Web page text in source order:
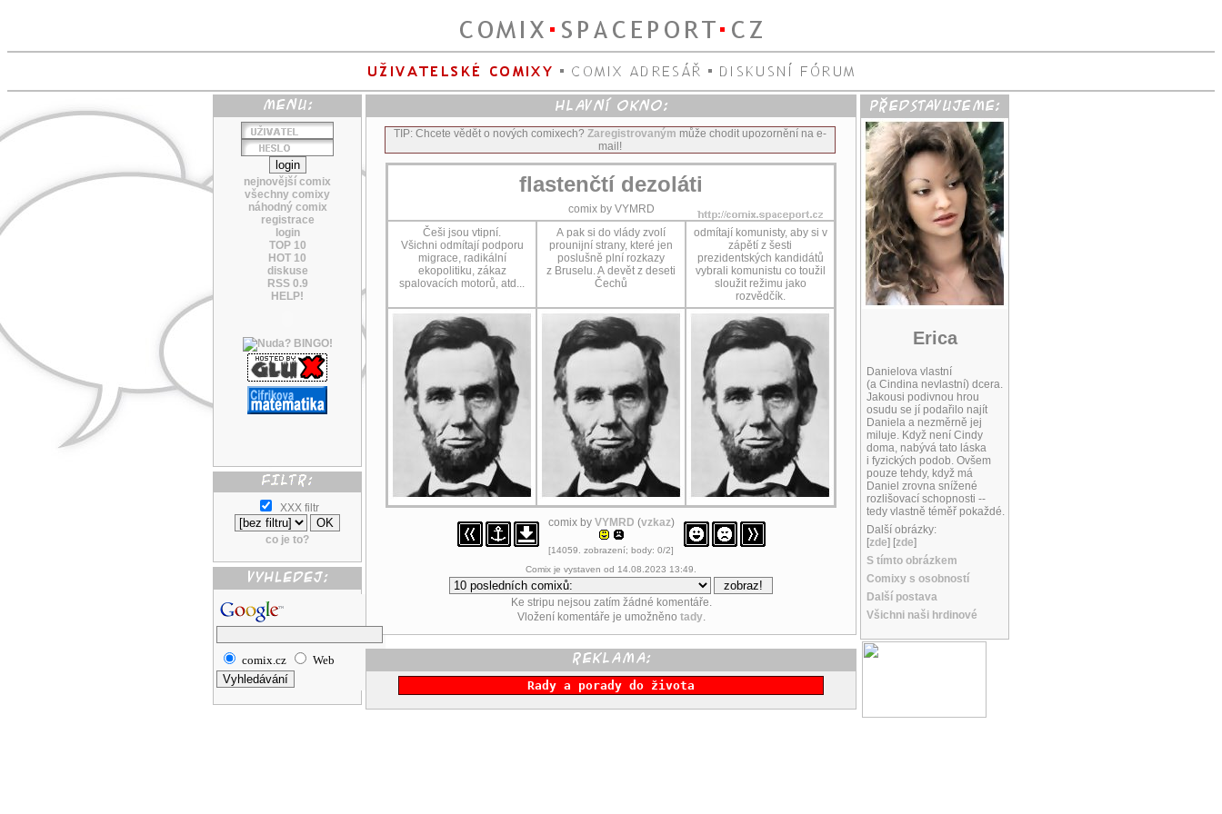
nejnovější comix
všechny comixy
náhodný comix
registrace
login
TOP 10
HOT 10
diskuse
RSS 0.9
HELP!
XXX filtr
co je to?
comix.cz Web
TIP: Chcete vědět o nových comixech? Zaregistrovaným může chodit upozornění na e-
mail!
flastenčtí dezoláti
comix by VYMRD
Češi jsou vtipní.
Všichni odmítají podporu
migrace, radikální
ekopolitiku, zákaz
spalovacích motorů, atd...
A pak si do vlády zvolí
prounijní strany, které jen
poslušně plní rozkazy
z Bruselu. A devět z deseti
Čechů
odmítají komunisty, aby si v
zápětí z šesti
prezidentských kandidátů
vybrali komunistu co toužil
sloužit režimu jako
rozvědčík.
comix by VYMRD (vzkaz)
[14059. zobrazení; body: 0/2]
Comix je vystaven od 14.08.2023 13:49.
Ke stripu nejsou zatím žádné komentáře.
Vložení komentáře je umožněno tady.
Rady a porady do života
Erica
Danielova vlastní
(a Cindina nevlastní) dcera.
Jakousi podivnou hrou
osudu se jí podařilo najít
Daniela a nezměrně jej
miluje. Když není Cindy
doma, nabývá tato láska
i fyzických podob. Ovšem
pouze tehdy, když má
Daniel zrovna snížené
rozlišovací schopnosti --
tedy vlastně téměř pokaždé.
Další obrázky:
[zde] [zde]
S tímto obrázkem
Comixy s osobností
Další postava
Všichni naši hrdinové